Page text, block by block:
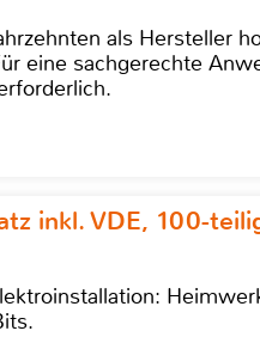
als Hersteller
eine sachgerechte
inkl. VDE, 100-